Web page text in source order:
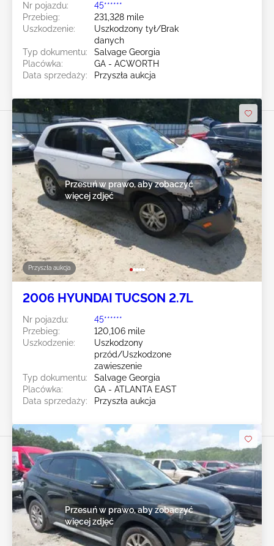
Nr pojazdu:
45******
Przebieg:
231,328 mile
Uszkodzenie:
Uszkodzony tył/Brak
danych
Typ dokumentu:
Salvage Georgia
Placówka:
GA - ACWORTH
Data sprzedaży:
Przyszła aukcja
Przyszła aukcja
Przesuń w prawo, aby zobaczyć
więcej zdjęć
2006 HYUNDAI TUCSON 2.7L
Nr pojazdu:
45******
Przebieg:
120,106 mile
Uszkodzenie:
Uszkodzony
przód/Uszkodzone
zawieszenie
Typ dokumentu:
Salvage Georgia
Placówka:
GA - ATLANTA EAST
Data sprzedaży:
Przyszła aukcja
Przesuń w prawo, aby zobaczyć
więcej zdjęć